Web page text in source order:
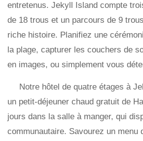
entretenus. Jekyll Island compte
de 18 trous et un parcours de 9
riche histoire. Planifiez une
la plage, capturer les couchers de
en images, ou simplement vous
Notre hôtel de quatre étages à
un petit-déjeuner chaud gratuit de
jours dans la salle à manger, qui
communautaire. Savourez un menu